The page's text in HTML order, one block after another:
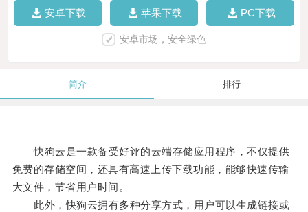
安卓下载 苹果下载 PC下载
安卓市场，安全绿色
简介 排行
快狗云是一款备受好评的云端存储应用程序，不仅提供
免费的存储空间，还具有高速上传下载功能，能够快速传输
大文件，节省用户时间。
此外，快狗云拥有多种分享方式，用户可以生成链接或